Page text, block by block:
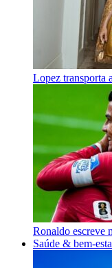
Lopez transporta
Ronaldo escreve
Saúde & bem-